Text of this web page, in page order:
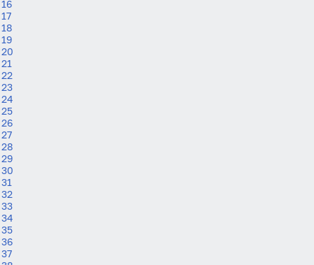
16
17
18
19
20
21
22
23
24
25
26
27
28
29
30
31
32
33
34
35
36
37